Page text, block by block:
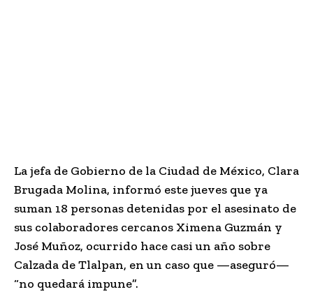
La jefa de Gobierno de la Ciudad de México, Clara
Brugada Molina, informó este jueves que ya
suman 18 personas detenidas por el asesinato de
sus colaboradores cercanos Ximena Guzmán y
José Muñoz, ocurrido hace casi un año sobre
Calzada de Tlalpan, en un caso que —aseguró—
“no quedará impune”.